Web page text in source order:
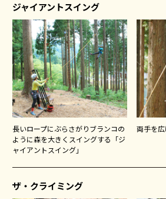
ジャイアントスイング
長いロープにぶらさがりブランコの
ように森を大きくスイングする「ジ
ャイアントスイング」
両手を
ザ・クライミング